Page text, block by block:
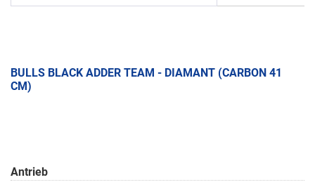
BULLS BLACK ADDER TEAM - DIAMANT (CARBON 41
CM)
Antrieb